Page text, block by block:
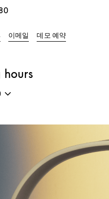
Link Opens in New Tab
이메일 데모 예약Link Opens in